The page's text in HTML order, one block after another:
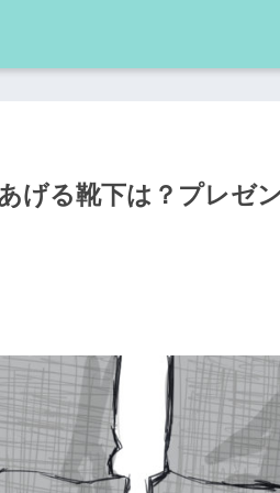
げる靴下は？プレゼ